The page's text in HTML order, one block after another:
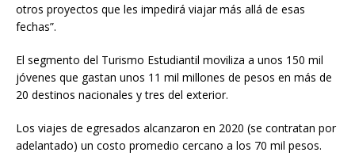
otros proyectos que les impedirá viajar más allá de esas
fechas”.
El segmento del Turismo Estudiantil moviliza a unos 150 mil
jóvenes que gastan unos 11 mil millones de pesos en más de
20 destinos nacionales y tres del exterior.
Los viajes de egresados alcanzaron en 2020 (se contratan por
adelantado) un costo promedio cercano a los 70 mil pesos.